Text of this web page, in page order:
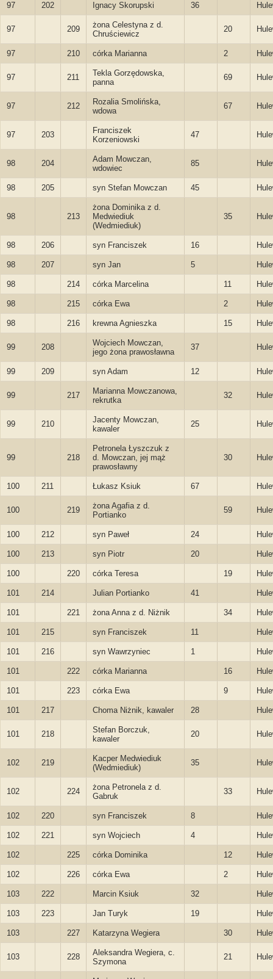
97 202 Ignacy Skorupski 36
97 209
żona Celestyna z d.
Chruściewicz
20
97 210 córka Marianna 2
97 211
Tekla Gorzędowska,
panna
69
97 212
Rozalia Smolińska,
wdowa
67
97 203
Franciszek
Korzeniowski
47
98 204
Adam Mowczan,
wdowiec
85
98 205 syn Stefan Mowczan 45
98 213
żona Dominika z d.
Medwiediuk
(Wedmiediuk)
35
98 206 syn Franciszek 16
98 207 syn Jan 5
98 214 córka Marcelina 11
98 215 córka Ewa 2
98 216 krewna Agnieszka 15
99 208
Wojciech Mowczan,
jego żona prawosławna
37
99 209 syn Adam 12
99 217
Marianna Mowczanowa,
rekrutka
32
99 210
Jacenty Mowczan,
kawaler
25
99 218
Petronela Łyszczuk z
d. Mowczan, jej mąż
prawosławny
30
100 211 Łukasz Ksiuk 67
100 219
żona Agafia z d.
Portianko
59
100 212 syn Paweł 24
100 213 syn Piotr 20
100 220 córka Teresa 19
101 214 Julian Portianko 41
101 221 żona Anna z d. Niżnik 34
101 215 syn Franciszek 11
101 216 syn Wawrzyniec 1
101 222 córka Marianna 16
101 223 córka Ewa 9
101 217 Choma Niżnik, kawaler 28
101 218
Stefan Borczuk,
kawaler
20
102 219
Kacper Medwiediuk
(Wedmiediuk)
35
102 224
żona Petronela z d.
Gabruk
33
102 220 syn Franciszek 8
102 221 syn Wojciech 4
102 225 córka Dominika 12
102 226 córka Ewa 2
103 222 Marcin Ksiuk 32
103 223 Jan Turyk 19
103 227 Katarzyna Wegiera 30
103 228
Aleksandra Wegiera, c.
Szymona
21